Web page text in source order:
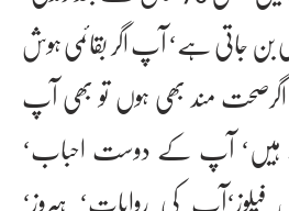
بن جاتی ہے‘ آپ اگر بقائمی ہوش
مند بھی ہوں تو بھی آپ
ہیں‘ آپ کے دوست احباب‘